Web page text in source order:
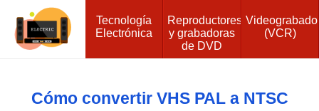
Tecnología
Electrónica
Reproductores
y grabadoras
de DVD
(VCR)
Cómo convertir VHS PAL a NTSC